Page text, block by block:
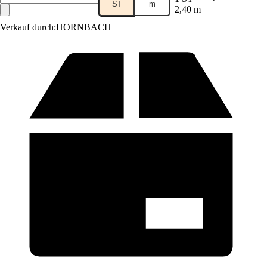
Verkauf durch:HORNBACH
ST m
2,40 m